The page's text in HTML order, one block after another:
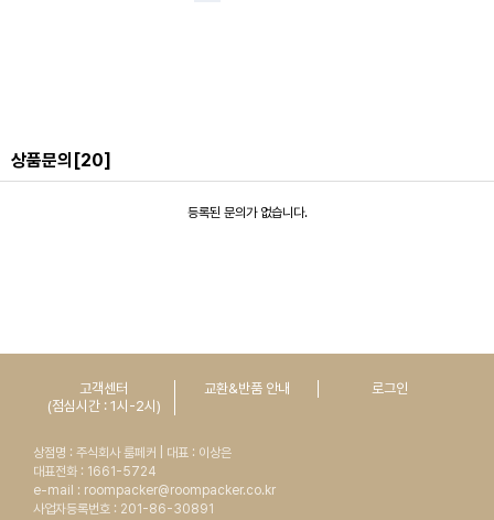
상품문의 [20]
등록된 문의가 없습니다.
고객센터
(점심시간 : 1시-2시)
교환&반품 안내 로그인
상점명 : 주식회사 룸페커 | 대표 : 이상은
대표전화 : 1661-5724
e-mail : roompacker@roompacker.co.kr
사업자등록번호 : 201-86-30891